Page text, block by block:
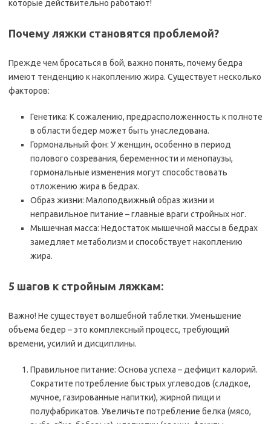
которые действительно работают!
Почему ляжки становятся проблемой?
Прежде чем бросаться в бой, важно понять, почему бедра
имеют тенденцию к накоплению жира. Существует несколько
факторов:
Генетика: К сожалению, предрасположенность к полноте
в области бедер может быть унаследована.
Гормональный фон: У женщин, особенно в период
полового созревания, беременности и менопаузы,
гормональные изменения могут способствовать
отложению жира в бедрах.
Образ жизни: Малоподвижный образ жизни и
неправильное питание – главные враги стройных ног.
Мышечная масса: Недостаток мышечной массы в бедрах
замедляет метаболизм и способствует накоплению
жира.
5 шагов к стройным ляжкам:
Важно! Не существует волшебной таблетки. Уменьшение
объема бедер – это комплексный процесс, требующий
времени, усилий и дисциплины.
Правильное питание: Основа успеха – дефицит калорий.
Сократите потребление быстрых углеводов (сладкое,
мучное, газированные напитки), жирной пищи и
полуфабрикатов. Увеличьте потребление белка (мясо,